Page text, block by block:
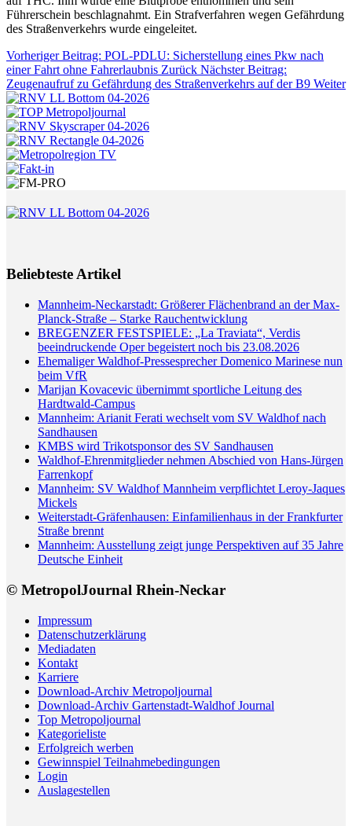
Führerschein beschlagnahmt. Ein Strafverfahren wegen Gefährdung
des Straßenverkehrs wurde eingeleitet.
Vorheriger Beitrag: POL-PDLU: Sicherstellung eines Pkw nach
einer Fahrt ohne Fahrerlaubnis Zurück Nächster Beitrag:
Zeugenaufruf zu Gefährdung des Straßenverkehrs auf der B9 Weiter
Beliebteste Artikel
Mannheim-Neckarstadt: Größerer Flächenbrand an der Max-
Planck-Straße – Starke Rauchentwicklung
BREGENZER FESTSPIELE: „La Traviata“, Verdis
beeindruckende Oper begeistert noch bis 23.08.2026
Ehemaliger Waldhof-Pressesprecher Domenico Marinese nun
beim VfR
Marijan Kovacevic übernimmt sportliche Leitung des
Hardtwald-Campus
Mannheim: Arianit Ferati wechselt vom SV Waldhof nach
Sandhausen
KMBS wird Trikotsponsor des SV Sandhausen
Waldhof-Ehrenmitglieder nehmen Abschied von Hans-Jürgen
Farrenkopf
Mannheim: SV Waldhof Mannheim verpflichtet Leroy-Jaques
Mickels
Weiterstadt-Gräfenhausen: Einfamilienhaus in der Frankfurter
Straße brennt
Mannheim: Ausstellung zeigt junge Perspektiven auf 35 Jahre
Deutsche Einheit
© MetropolJournal Rhein-Neckar
Impressum
Datenschutzerklärung
Mediadaten
Kontakt
Karriere
Download-Archiv Metropoljournal
Download-Archiv Gartenstadt-Waldhof Journal
Top Metropoljournal
Kategorieliste
Erfolgreich werben
Gewinnspiel Teilnahmebedingungen
Login
Auslagestellen